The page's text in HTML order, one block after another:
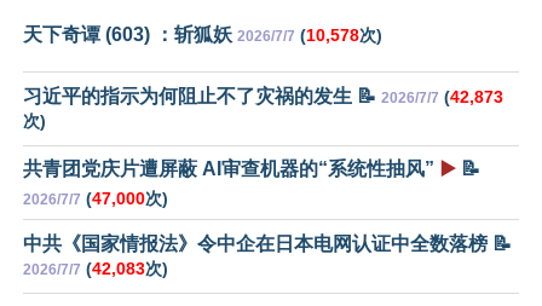
天下奇谭 (603) ：斩狐妖 2026/7/7 (10,578次)
习近平的指示为何阻止不了灾祸的发生 📝 2026/7/7 (42,873
次)
共青团党庆片遭屏蔽 AI审查机器的“系统性抽风” ▶️ 📝
2026/7/7 (47,000次)
中共《国家情报法》令中企在日本电网认证中全数落榜 📝
2026/7/7 (42,083次)